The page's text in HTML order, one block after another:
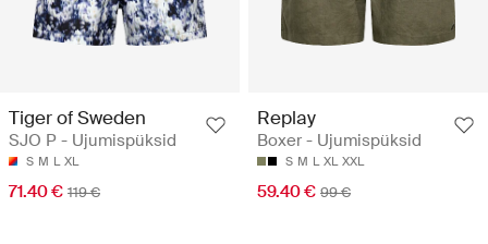
Tiger of Sweden
SJO P - Ujumispüksid
S M L XL
71.40 € 119 €
Replay
Boxer - Ujumispüksid
S M L XL XXL
59.40 € 99 €